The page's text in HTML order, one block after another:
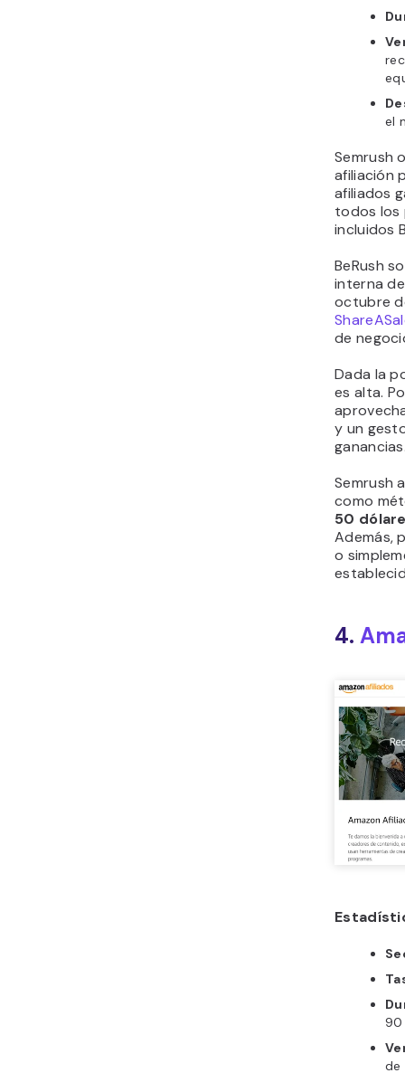
el
Semrush
afiliación
afiliados
todos los
incluidos
BeRush
interna
octubre
de
Dada la
es alta.
y un
Semrush
como
50
Además,
o
4.
90
de